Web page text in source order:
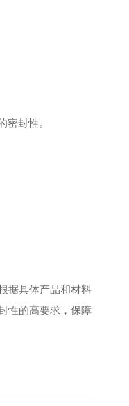
封性。
据具体产品和材料
性的高要求，保障